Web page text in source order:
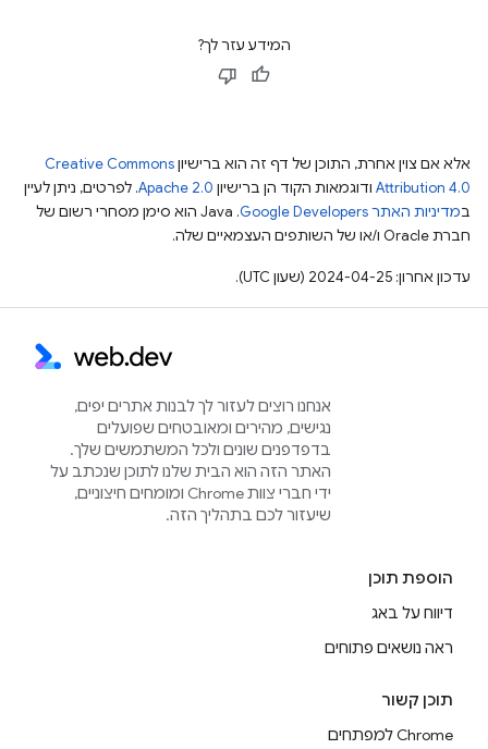
המידע עזר לך?
אלא אם צוין אחרת, התוכן של דף זה הוא ברישיוןCreative Commons
Attribution 4.0 ודוגמאות הקוד הן ברישיון Apache 2.0. לפרטים, ניתן לעיין
במדיניות האתר Google Developers‏
.‏ Java הוא סימן מסחרי רשום של
חברת Oracle ו/או של השותפים העצמאיים שלה.
עדכון אחרון: 2024-04-25 (שעון UTC).
אנחנו רוצים לעזור לך לבנות אתרים יפים,
נגישים, מהירים ומאובטחים שפועלים
בדפדפנים שונים ולכל המשתמשים שלך.
האתר הזה הוא הבית שלנו לתוכן שנכתב על
ידי חברי צוות Chrome ומומחים חיצוניים,
שיעזור לכם בתהליך הזה.
הוספת תוכן
דיווח על באג
ראה נושאים פתוחים
תוכן קשור
Chrome למפתחים